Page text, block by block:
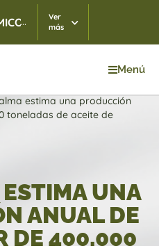
TRM 07/08/2026
...
Ver
más
Menú
estima una producción
toneladas de aceite de
UNA
ANUAL DE
DE 400.000